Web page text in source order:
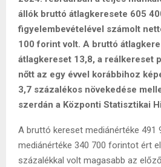
állók bruttó átlagkeresete 605
figyelembevételével számolt
100 forint volt. A bruttó
átlagkereset 13,8, a reálkereset
nőtt az egy évvel korábbihoz
3,7 százalékos növekedése
szerdán a Központi Statisztikai
A bruttó kereset mediánértéke 491
mediánértéke 340 700 forintot ért
százalékkal volt magasabb az